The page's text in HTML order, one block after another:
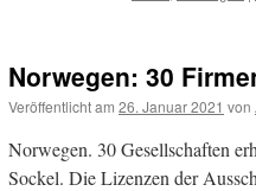
Norwegen: 30
Veröffentlicht am 26. Januar 2021 von
Norwegen. 30 Gesellschaften
Sockel. Die Lizenzen der